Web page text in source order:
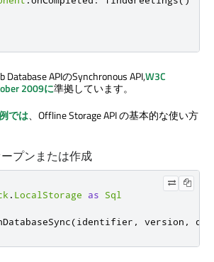
Database APIのSynchronous API,W3C
2009に準拠しています。
では、Offline Storage API の基本的な使い方
プンまたは作成
. LocalStorage as Sql
(identifier , version ,